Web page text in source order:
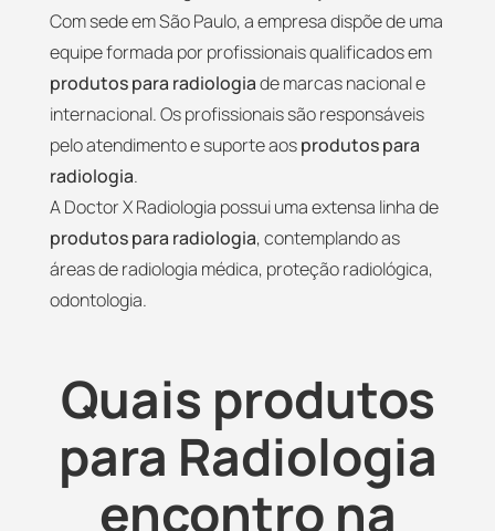
Com sede em São Paulo, a empresa dispõe de uma
equipe formada por profissionais qualificados em
produtos para radiologiade marcas nacional e
internacional. Os profissionais são responsáveis
pelo atendimento e suporte aosprodutos para
radiologia.
A Doctor X Radiologia possui uma extensa linha de
produtos para radiologia, contemplando as
áreas de radiologia médica, proteção radiológica,
odontologia.
Quais produtos
para Radiologia
encontro na